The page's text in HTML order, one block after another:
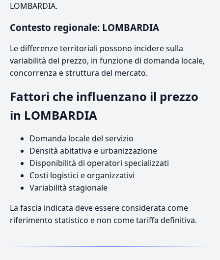
LOMBARDIA.
Contesto regionale: LOMBARDIA
Le differenze territoriali possono incidere sulla
variabilità del prezzo, in funzione di domanda locale,
concorrenza e struttura del mercato.
Fattori che influenzano il prezzo
in LOMBARDIA
Domanda locale del servizio
Densità abitativa e urbanizzazione
Disponibilità di operatori specializzati
Costi logistici e organizzativi
Variabilità stagionale
La fascia indicata deve essere considerata come
riferimento statistico e non come tariffa definitiva.